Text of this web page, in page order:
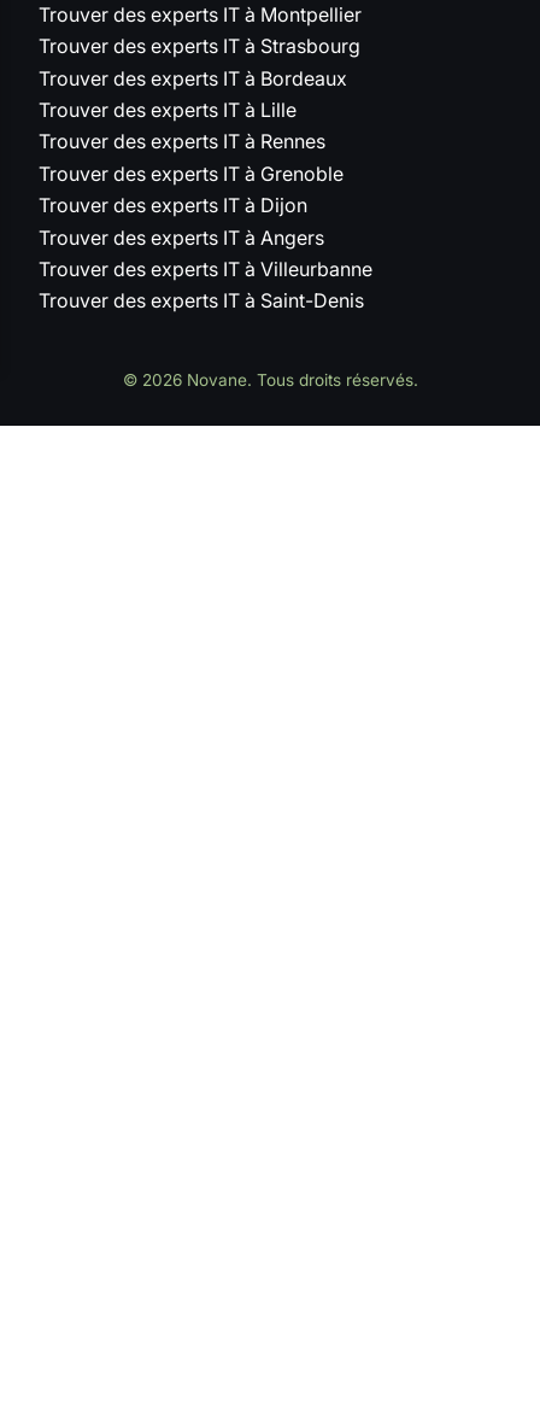
Trouver des experts IT à Montpellier
Trouver des experts IT à Strasbourg
Trouver des experts IT à Bordeaux
Trouver des experts IT à Lille
Trouver des experts IT à Rennes
Trouver des experts IT à Grenoble
Trouver des experts IT à Dijon
Trouver des experts IT à Angers
Trouver des experts IT à Villeurbanne
Trouver des experts IT à Saint-Denis
© 2026 Novane. Tous droits réservés.